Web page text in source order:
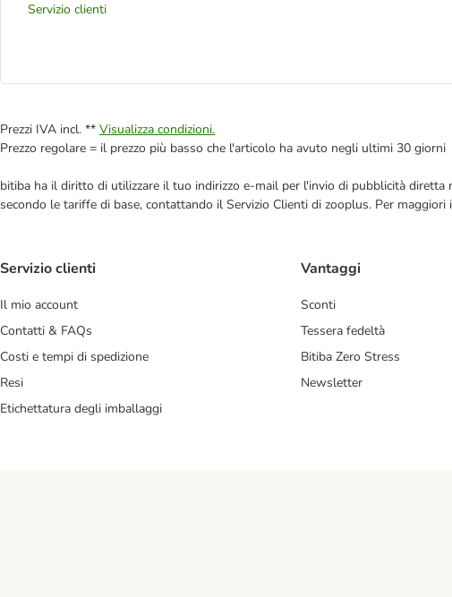
Servizio clienti
Prezzi IVA incl. ** Visualizza condizioni.
Prezzo regolare = il prezzo più basso che l'articolo ha avuto negli ultimi 30 giorni
bitiba ha il diritto di utilizzare il tuo indirizzo e-mail per l'invio di pubblicità
secondo le tariffe di base, contattando il Servizio Clienti di zooplus. Per maggiori
Servizio clienti
Il mio account
Contatti & FAQs
Costi e tempi di spedizione
Resi
Etichettatura degli imballaggi
Vantaggi
Sconti
Tessera fedeltà
Bitiba Zero Stress
Newsletter